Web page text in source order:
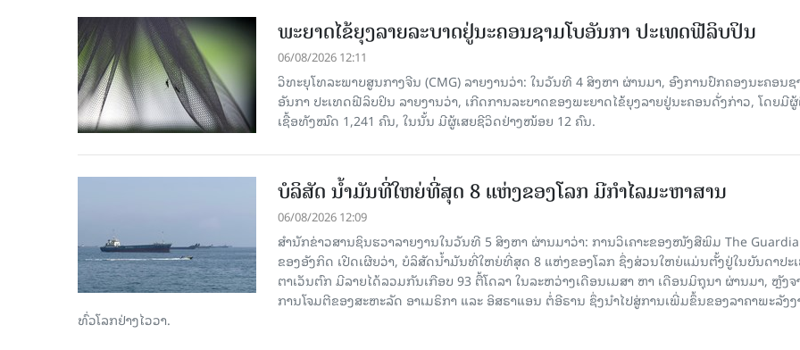
ພະຍາດໄຂ້ຍຸງລາຍລະບາດຢູ່ນະຄອນຊາມໂບ​ອັນກາ ປະເທດຟີລິບປິນ
06/08/2026 12:11
ວິທະຍຸໂທລະພາບສູນກາງຈີນ (CMG) ລາຍງານວ່າ: ໃນວັນທີ 4 ສິງ​ຫາ ຜ່ານມາ, ອົງການ​ປົກ​ຄອງນະຄອນຊ
ອັນກາ ປະເທດຟີລິບປິນ ລາຍ​ງານວ່າ, ເກີດ​ການລະບາດ​ຂອງພະຍາດໄຂ້ຍຸງລາຍຢູ່ນະຄອນດັ່ງກ່າວ, ໂດຍມີ
ເຊື້ອ​ທັງ​ໝົດ 1,241 ຄົນ, ໃນນັ້ນ ມີຜູ້ເສຍຊີວິດຢ່າງໜ້ອຍ 12 ຄົນ.
ບໍລິສັດ ນ້ຳມັນທີ່ໃຫຍ່ທີ່ສຸດ 8 ແຫ່ງຂອງໂລກ ມີກຳໄລມະຫາສານ
06/08/2026 12:09
ສຳນັກຂ່າວສານຊິນຮວາລາຍງານໃນວັນທີ 5 ສິງຫາ ຜ່ານມາວ່າ: ການວິເຄາະຂອງໜັງສືພິມ The
ຂອງອັງກິດ ເປີດເຜີຍວ່າ, ບໍລິສັດນ້ຳມັນທີ່ໃຫຍ່ທີ່ສຸດ 8 ແຫ່ງຂອງໂລກ ຊຶ່ງສ່ວນໃຫຍ່ແມ່ນຕັ້ງຢູ່ໃນບັນດາປະ
ຕາເວັນຕົກ ມີລາຍໄດ້ລວມກັນເກືອບ 93 ຕື້ໂດລາ ໃນລະຫວ່າງເດືອນເມສາ ຫາ ເດືອນມິຖຸນາ ຜ່ານມາ, ຫຼັງຈ
ການໂຈມຕີຂອງສະຫະລັດ ອາເມຣິກາ ແລະ ອິສຣາແອນ ຕໍ່ອີຣານ ຊຶ່ງນຳໄປສູ່ການເພີ່ມຂຶ້ນຂອງລາຄາພະລັງງ
ທົ່ວໂລກຢ່າງໄວວາ.